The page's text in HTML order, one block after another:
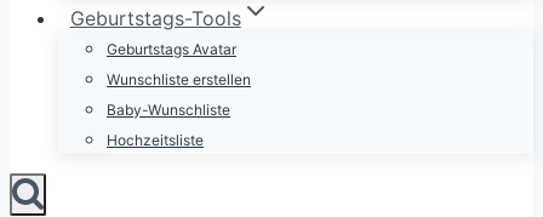
Geburtstags-Tools
Geburtstags Avatar
Wunschliste erstellen
Baby-Wunschliste
Hochzeitsliste